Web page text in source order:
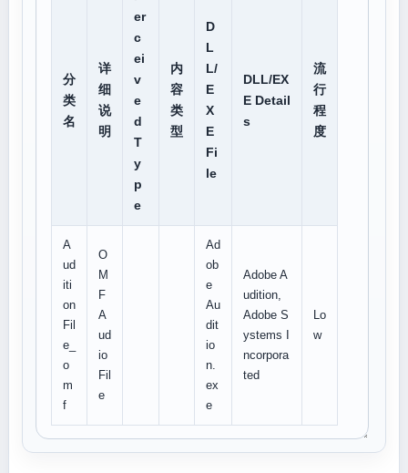
分
类
名
详
细
说
明
er
c
ei
v
e
d
T
y
p
e
内
容
类
型
D
L
L/
E
X
E
Fi
le
DLL/EX
E Detail
s
流
行
程
度
A
ud
iti
on
Fil
e_
o
m
f
O
M
F
A
ud
io
Fil
e
Ad
ob
e
Au
dit
io
n.
ex
e
Adobe A
udition,
Adobe S
ystems I
ncorpora
ted
Lo
w